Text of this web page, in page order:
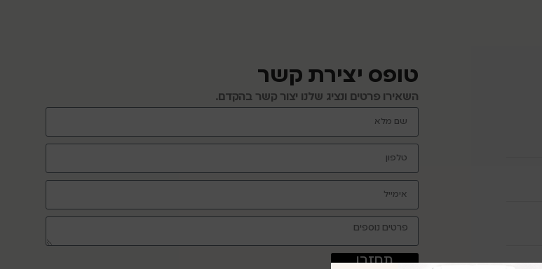
טופס יצירת קשר
השאירו פרטים ונציג שלנו יצור קשר בהקדם.
תחזרו